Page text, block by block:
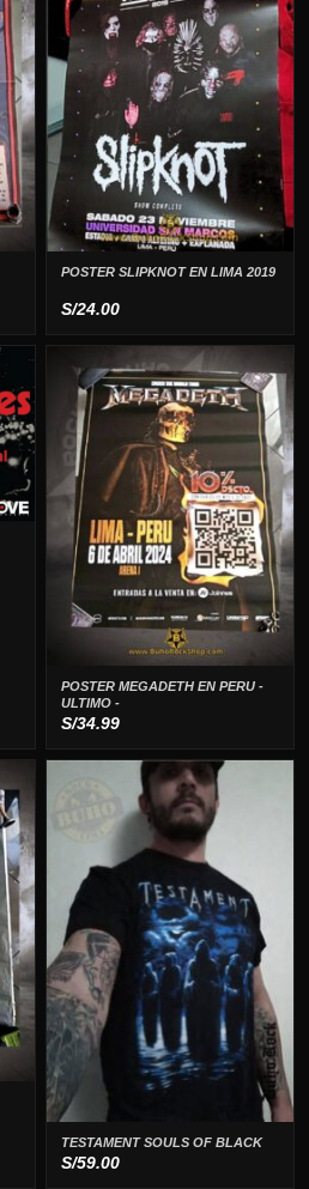
POSTER SLIPKNOT EN LIMA 2019
S/24.00
POSTER MEGADETH EN PERU -
ULTIMO -
S/34.99
TESTAMENT SOULS OF BLACK
S/59.00